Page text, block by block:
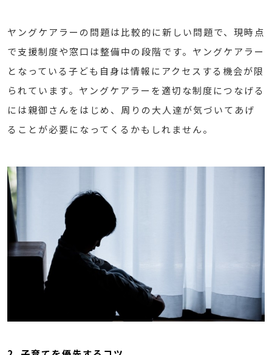
ヤングケアラーの問題は比較的に新しい問題で、現時点
で支援制度や窓口は整備中の段階です。ヤングケアラー
となっている子ども自身は情報にアクセスする機会が限
られています。ヤングケアラーを適切な制度につなげる
には親御さんをはじめ、周りの大人達が気づいてあげ
ることが必要になってくるかもしれません。